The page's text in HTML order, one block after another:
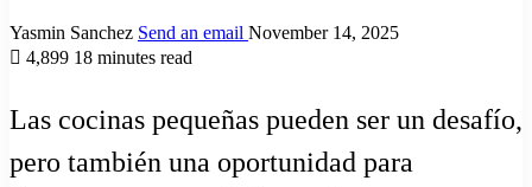
Yasmin Sanchez Send an email November 14, 2025
4,899 18 minutes read
Las cocinas pequeñas pueden ser un desafío,
pero también una oportunidad para